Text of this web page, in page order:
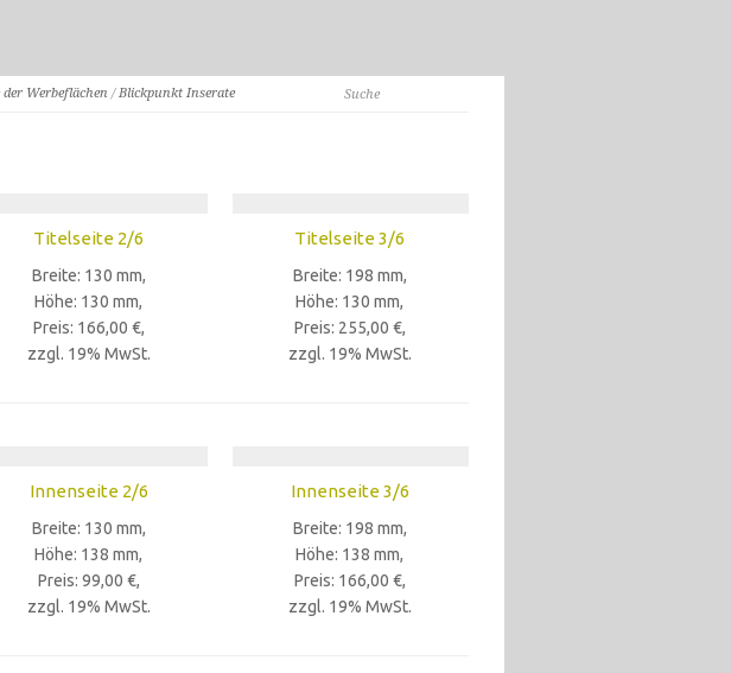
Werbeflächen /Blickpunkt Inserate
Titelseite 2/6
Breite: 130 mm,
Höhe: 130 mm,
Preis: 166,00 €,
zzgl. 19% MwSt.
Titelseite 3/6
Breite: 198 mm,
Höhe: 130 mm,
Preis: 255,00 €,
zzgl. 19% MwSt.
Innenseite 2/6
Breite: 130 mm,
Höhe: 138 mm,
Preis: 99,00 €,
zzgl. 19% MwSt.
Innenseite 3/6
Breite: 198 mm,
Höhe: 138 mm,
Preis: 166,00 €,
zzgl. 19% MwSt.